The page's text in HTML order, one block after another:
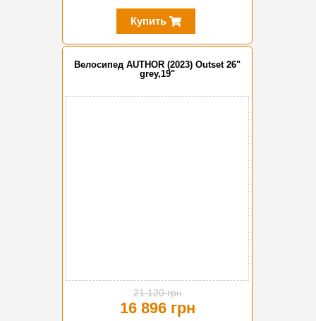
Купить
Велосипед AUTHOR (2023) Outset 26"
grey,19"
21 120 грн
16 896 грн